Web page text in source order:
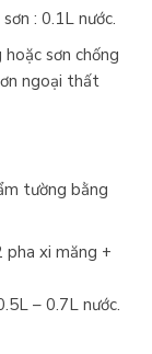
: 0.1L nước.
sơn chống
ngoại thất
tường bằng
xi măng +
– 0.7L nước.